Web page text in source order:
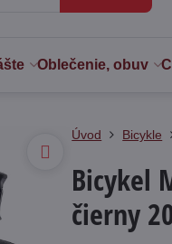
Oblečenie, obuv
Úvod Bicykle
Bicykel
čierny